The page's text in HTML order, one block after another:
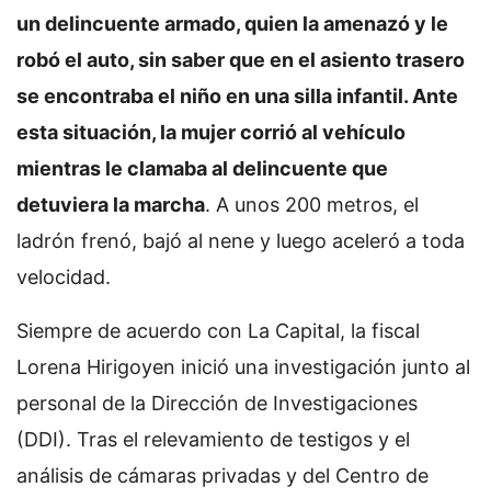
un delincuente armado, quien la amenazó y le
robó el auto, sin saber que en el asiento trasero
se encontraba el niño en una silla infantil. Ante
esta situación, la mujer corrió al vehículo
mientras le clamaba al delincuente que
detuviera la marcha. A unos 200 metros, el
ladrón frenó, bajó al nene y luego aceleró a toda
velocidad.
Siempre de acuerdo con La Capital, la fiscal
Lorena Hirigoyen inició una investigación junto al
personal de la Dirección de Investigaciones
(DDI). Tras el relevamiento de testigos y el
análisis de cámaras privadas y del Centro de